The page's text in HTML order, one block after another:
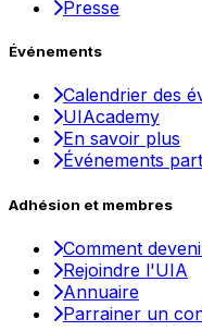
Presse
Événements
Calendrier des
UIAcademy
En savoir plus
Événements
Adhésion et membres
Comment
Rejoindre l'UIA
Annuaire
Parrainer un